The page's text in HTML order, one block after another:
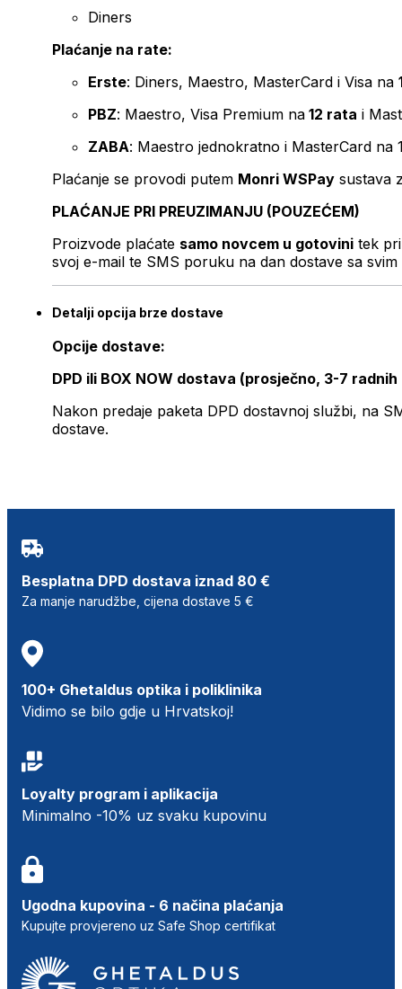
Diners
Plaćanje na rate:
Erste: Diners, Maestro, MasterCard i Visa na
PBZ: Maestro, Visa Premium na 12 rata i
ZABA: Maestro jednokratno i MasterCard na
Plaćanje se provodi putem Monri WSPay sustava
PLAĆANJE PRI PREUZIMANJU (POUZEĆEM)
Proizvode plaćate samo novcem u gotovini tek
svoj e-mail te SMS poruku na dan dostave sa svim
Detalji opcija brze dostave
Opcije dostave:
DPD ili BOX NOW dostava (prosječno, 3-7 radnih
Nakon predaje paketa DPD dostavnoj službi, na
dostave.
Besplatna DPD dostava iznad 80 €
Za manje narudžbe, cijena dostave 5 €
100+ Ghetaldus optika i poliklinika
Vidimo se bilo gdje u Hrvatskoj!
Loyalty program i aplikacija
Minimalno -10% uz svaku kupovinu
Ugodna kupovina - 6 načina plaćanja
Kupujte provjereno uz Safe Shop certifikat